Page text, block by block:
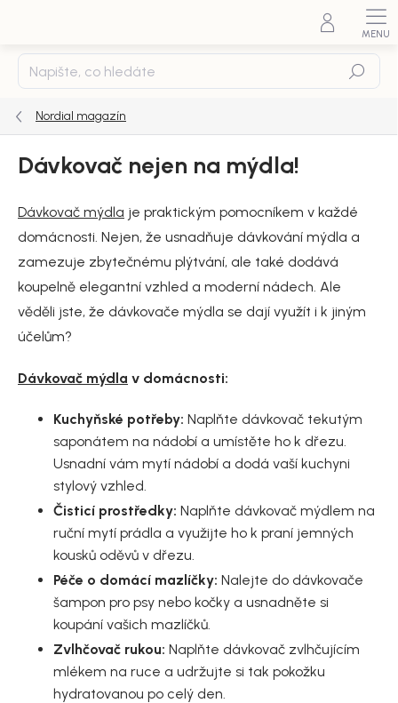
Hledat
Nordial magazín
Dávkovač nejen na mýdla!
Dávkovač mýdla je praktickým pomocníkem v každé
domácnosti. Nejen, že usnadňuje dávkování mýdla a
zamezuje zbytečnému plýtvání, ale také dodává
koupelně elegantní vzhled a moderní nádech. Ale
věděli jste, že dávkovače mýdla se dají využít i k jiným
účelům?
Dávkovač mýdla v domácnosti:
Kuchyňské potřeby: Naplňte dávkovač tekutým
saponátem na nádobí a umístěte ho k dřezu.
Usnadní vám mytí nádobí a dodá vaší kuchyni
stylový vzhled.
Čisticí prostředky: Naplňte dávkovač mýdlem na
ruční mytí prádla a využijte ho k praní jemných
kousků oděvů v dřezu.
Péče o domácí mazlíčky: Nalejte do dávkovače
šampon pro psy nebo kočky a usnadněte si
koupání vašich mazlíčků.
Zvlhčovač rukou: Naplňte dávkovač zvlhčujícím
mlékem na ruce a udržujte si tak pokožku
hydratovanou po celý den.